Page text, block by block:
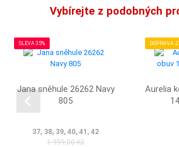
Vybírejte z podobných
SLEVA 35%
Jana sněhule 26262 Navy
805
37, 38, 39, 40, 41, 42
1 999,00 Kč
DOPRAVA
Aurelia